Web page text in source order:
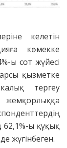
келетін
көмекке
ы сот жүйесі
қызметке
тергеу
62,1%-ы құқық
жүгінбеген.